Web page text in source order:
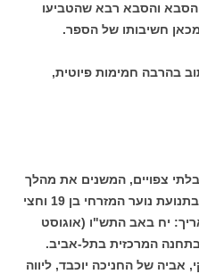
הסבא והסבא רבא שהטביעו
חשיבותו של הספר.
בהרבה חמימות פיוטית,
צפויים, המשנים את מהלך
חיינו. כזה היה המפגש בין מדריך בתנועת נוער המזרחי בן 19 וחצי
בת 14 וחצי. התאריך: יח באב התש"ו (אוגוסט
בתחנה המרכזית בתל-אביב.
אביה של החניכה יוכבד, ליווה